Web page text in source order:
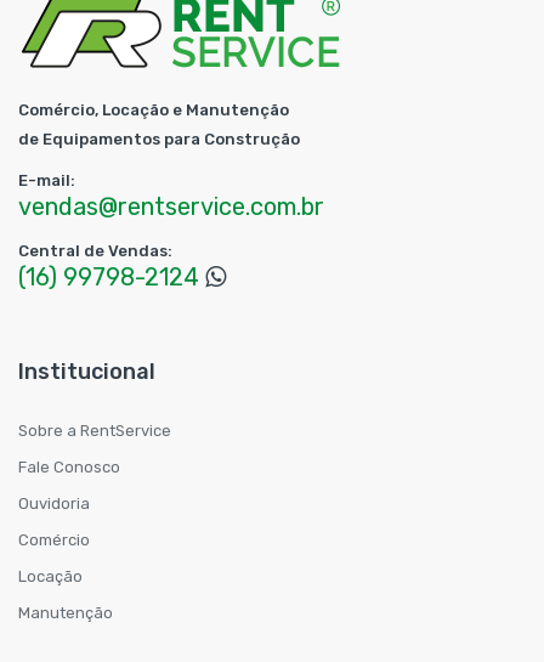
Comércio, Locação e Manutenção
de Equipamentos para Construção
E-mail:
vendas@rentservice.com.br
Central de Vendas:
(16) 99798-2124
Institucional
Sobre a RentService
Fale Conosco
Ouvidoria
Comércio
Locação
Manutenção